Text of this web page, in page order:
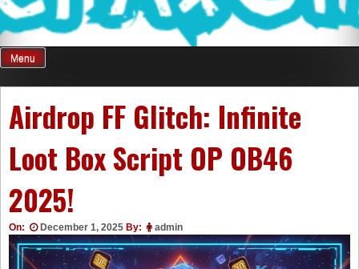
Terkini Paling
Seluruh Di
Indonesia
Menu
Airdrop FF Glitch: Infinite
Loot Box Script OP OB46
2025!
On: December 1, 2025 By: admin